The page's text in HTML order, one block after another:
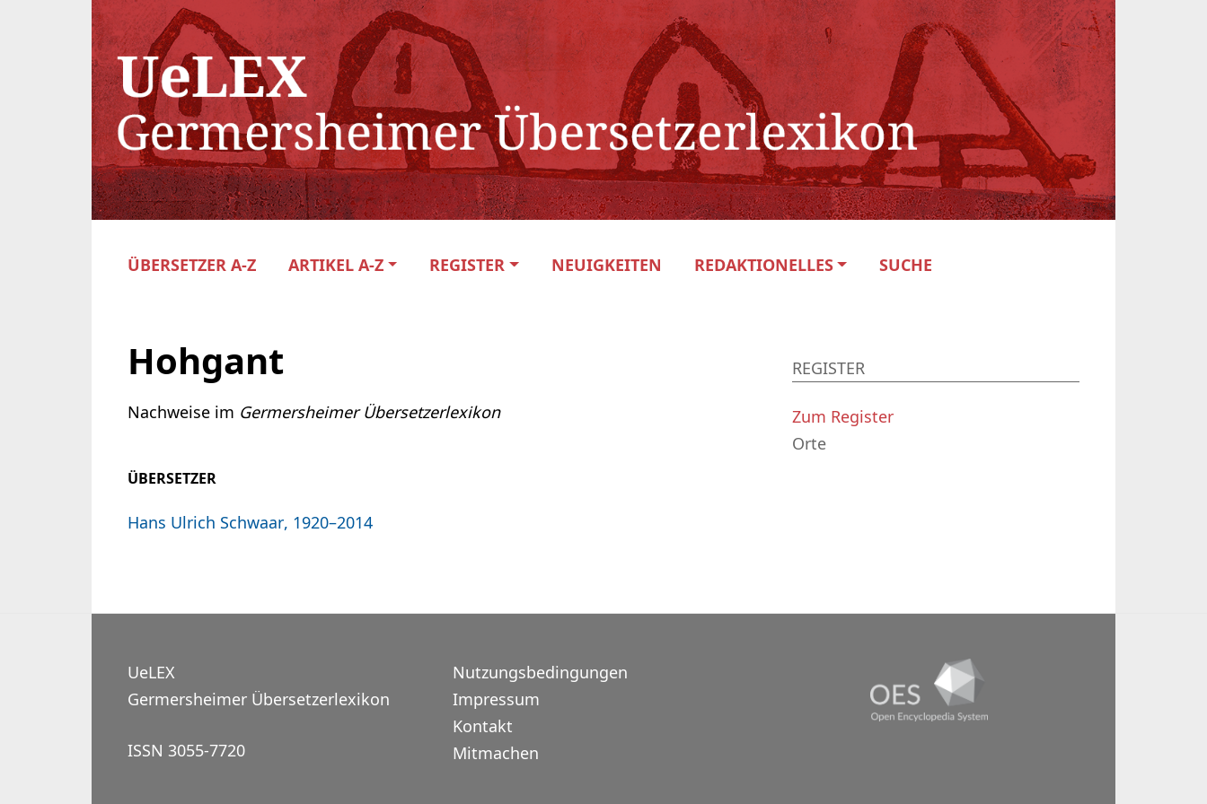
ÜBERSETZER A-Z ARTIKEL A-Z REGISTER NEUIGKEITEN REDAKTIONELLES SUCHE
Hohgant
Nachweise im Germersheimer Übersetzerlexikon
ÜBERSETZER
Hans Ulrich Schwaar, 1920–2014
REGISTER
Zum Register
Orte
UeLEX
Germersheimer Übersetzerlexikon
ISSN 3055-7720
Nutzungsbedingungen
Impressum
Kontakt
Mitmachen